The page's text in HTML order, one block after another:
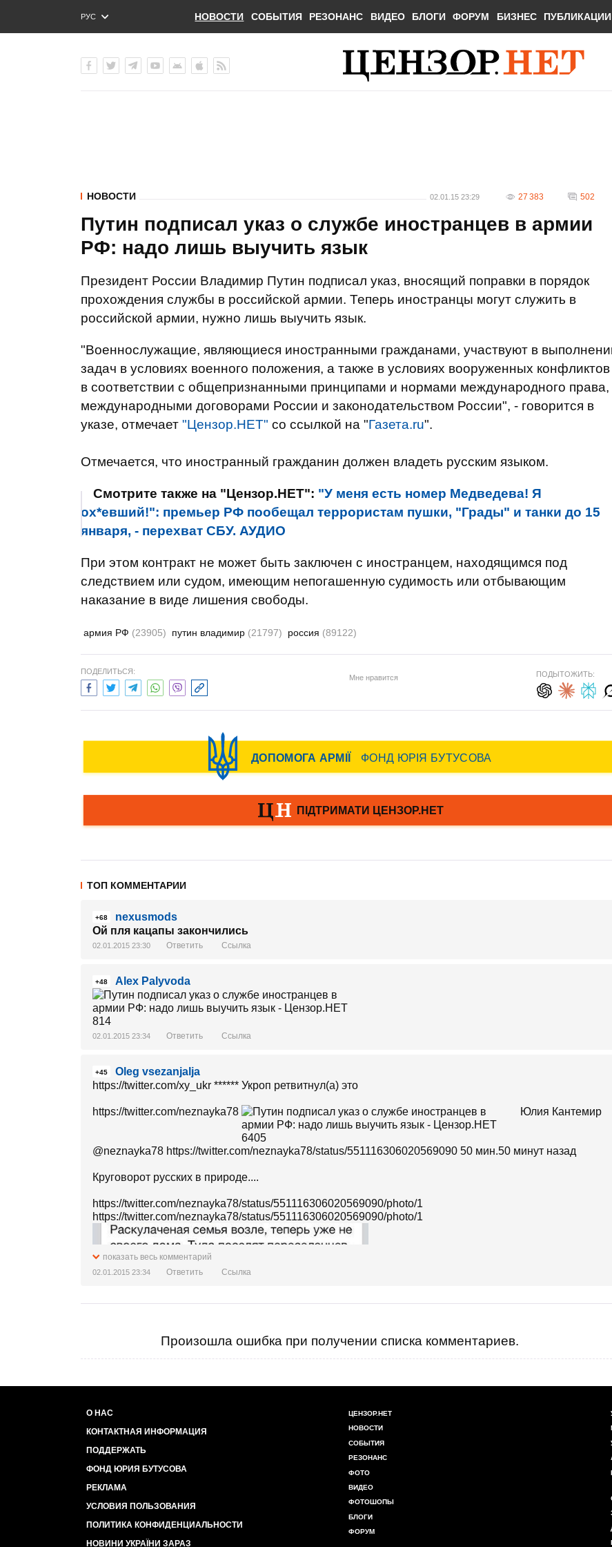
РУС
ENG
НОВОСТИ СОБЫТИЯ РЕЗОНАНС ВИДЕО БЛОГИ ФОРУМ БИЗНЕС ПУБЛИКАЦИИ
НОВОСТИ 02.01.15 23:29 27 383 502
Путин подписал указ о службе иностранцев в армии
РФ: надо лишь выучить язык
Президент России Владимир Путин подписал указ, вносящий поправки в порядок
прохождения службы в российской армии. Теперь иностранцы могут служить в
российской армии, нужно лишь выучить язык.
"Военнослужащие, являющиеся иностранными гражданами, участвуют в
задач в условиях военного положения, а также в условиях вооруженных конфликтов
в соответствии с общепризнанными принципами и нормами международного права,
международными договорами России и законодательством России", - говорится в
указе, отмечает "Цензор.НЕТ" со ссылкой на "Газета.ru".
Отмечается, что иностранный гражданин должен владеть русским языком.
Смотрите также на "Цензор.НЕТ": "У меня есть номер Медведева! Я
ох*евший!": премьер РФ пообещал террористам пушки, "Грады" и танки до 15
января, - перехват СБУ. АУДИО
При этом контракт не может быть заключен с иностранцем, находящимся под
следствием или судом, имеющим непогашенную судимость или отбывающим
наказание в виде лишения свободы.
армия РФ (23905) путин владимир (21797) россия (89122)
ПОДЕЛИТЬСЯ:
Мне нравится ПОДЫТОЖИТЬ:
ТОП КОММЕНТАРИИ
+68
nexusmods
Ой пля кацапы закончились
02.01.2015 23:30 Ответить Ссылка
+48 Alex Palyvoda
02.01.2015 23:34 Ответить Ссылка
+45
Oleg vsezanjalja
https://twitter.com/xy_ukr ****** Укроп ретвитнул(а) это
https://twitter.com/neznayka78 Юлия Кантемир
‏@neznayka78 https://twitter.com/neznayka78/status/551116306020569090 50 мин.50 минут назад
Круговорот русских в природе....
https://twitter.com/neznayka78/status/551116306020569090/photo/1
https://twitter.com/neznayka78/status/551116306020569090/photo/1
показать весь комментарий
02.01.2015 23:34 Ответить Ссылка
Произошла ошибка при получении списка комментариев.
О НАС
КОНТАКТНАЯ ИНФОРМАЦИЯ
ПОДДЕРЖАТЬ
ФОНД ЮРИЯ БУТУСОВА
РЕКЛАМА
УСЛОВИЯ ПОЛЬЗОВАНИЯ
ПОЛИТИКА КОНФИДЕНЦИАЛЬНОСТИ
НОВИНИ УКРАЇНИ ЗАРАЗ
ЦЕНЗОР.НЕТ
НОВОСТИ
СОБЫТИЯ
РЕЗОНАНС
ФОТО
ВИДЕО
ФОТОШОПЫ
БЛОГИ
ФОРУМ